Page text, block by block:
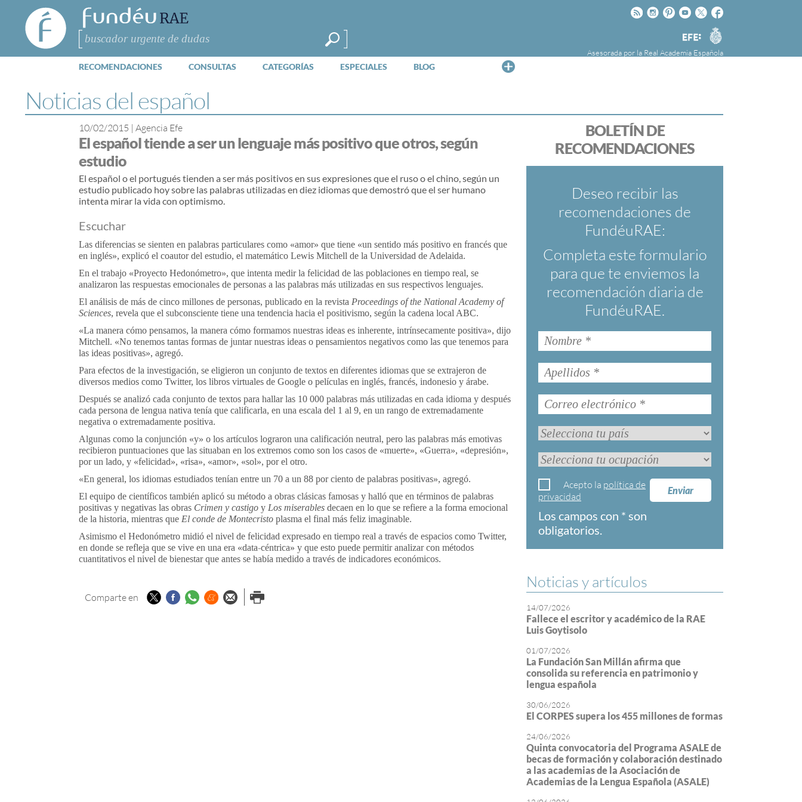
FundéuRAE
- Fundación
del Español
Urgente
Buscar
Facebook
Twitter
Youtube
Pinteres
Instagram
Rss
Agencia
EFE
Asesorada por la Real Academia Española
RECOMENDACIONES CONSULTAS CATEGORÍAS ESPECIALES BLOG
la Agencia Efe y la Real Academia Española,
cuyo objetivo es colaborar con el buen uso del
español en los medios de comunicación y en
Internet.
Noticias del español
BOLETÍN DE
RECOMENDACIONES
Deseo recibir las
recomendaciones de
FundéuRAE:
Completa este formulario
para que te enviemos la
recomendación diaria de
FundéuRAE.
Enviar
Acepto la política de
privacidad
Los campos con * son
obligatorios.
10/02/2015 | Agencia Efe
El español tiende a ser un lenguaje más positivo que otros, según
estudio
El español o el portugués tienden a ser más positivos en sus expresiones que el ruso o el chino, según un
estudio publicado hoy sobre las palabras utilizadas en diez idiomas que demostró que el ser humano
intenta mirar la vida con optimismo.
Escuchar
Las diferencias se sienten en palabras particulares como «amor» que tiene «un sentido más positivo en francés que
en inglés», explicó el coautor del estudio, el matemático Lewis Mitchell de la Universidad de Adelaida.
En el trabajo «Proyecto Hedonómetro», que intenta medir la felicidad de las poblaciones en tiempo real, se
analizaron las respuestas emocionales de personas a las palabras más utilizadas en sus respectivos lenguajes.
El análisis de más de cinco millones de personas, publicado en la revista Proceedings of the National Academy of
Sciences, revela que el subconsciente tiene una tendencia hacia el positivismo, según la cadena local ABC.
«La manera cómo pensamos, la manera cómo formamos nuestras ideas es inherente, intrínsecamente positiva», dijo
Mitchell. «No tenemos tantas formas de juntar nuestras ideas o pensamientos negativos como las que tenemos para
las ideas positivas», agregó.
Para efectos de la investigación, se eligieron un conjunto de textos en diferentes idiomas que se extrajeron de
diversos medios como Twitter, los libros virtuales de Google o películas en inglés, francés, indonesio y árabe.
Después se analizó cada conjunto de textos para hallar las 10 000 palabras más utilizadas en cada idioma y después
cada persona de lengua nativa tenía que calificarla, en una escala del 1 al 9, en un rango de extremadamente
negativa o extremadamente positiva.
Algunas como la conjunción «y» o los artículos lograron una calificación neutral, pero las palabras más emotivas
recibieron puntuaciones que las situaban en los extremos como son los casos de «muerte», «Guerra», «depresión»,
por un lado, y «felicidad», «risa», «amor», «sol», por el otro.
«En general, los idiomas estudiados tenían entre un 70 a un 88 por ciento de palabras positivas», agregó.
El equipo de científicos también aplicó su método a obras clásicas famosas y halló que en términos de palabras
positivas y negativas las obras Crimen y castigo y Los miserables decaen en lo que se refiere a la forma emocional
de la historia, mientras que El conde de Montecristo plasma el final más feliz imaginable.
Asimismo el Hedonómetro midió el nivel de felicidad expresado en tiempo real a través de espacios como Twitter,
en donde se refleja que se vive en una era «data-céntrica» y que esto puede permitir analizar con métodos
cuantitativos el nivel de bienestar que antes se había medido a través de indicadores económicos.
Comparte en TwitterFacebook
Whatsapp
Menéame
Enviar porImprimir
Noticias y artículos
14/07/2026
Fallece el escritor y académico de la RAE
Luis Goytisolo
01/07/2026
La Fundación San Millán afirma que
consolida su referencia en patrimonio y
lengua española
30/06/2026
El CORPES supera los 455 millones de formas
24/06/2026
Quinta convocatoria del Programa ASALE de
becas de formación y colaboración destinado
a las academias de la Asociación de
Academias de la Lengua Española (ASALE)